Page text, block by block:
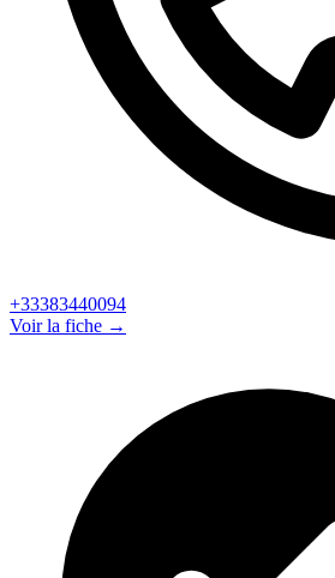
+33383440094
Voir la fiche →